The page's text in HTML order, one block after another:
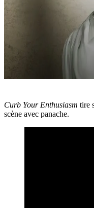
Curb Your Enthusiasm tire
scène avec panache.